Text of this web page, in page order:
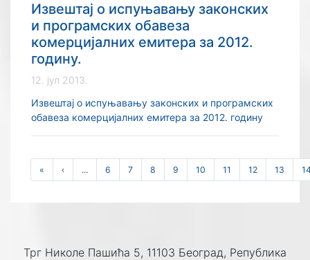
Извештај о испуњавању законских
и програмских обавеза
комерцијалних емитера за 2012.
годину.
12. јул 2013.
Извештај о испуњавању законских и програмских
обавеза комерцијалних емитера за 2012. годину
« ‹ ... 6 7 8 9 10 11 12 13
Трг Николе Пашића 5, 11103 Београд, Република